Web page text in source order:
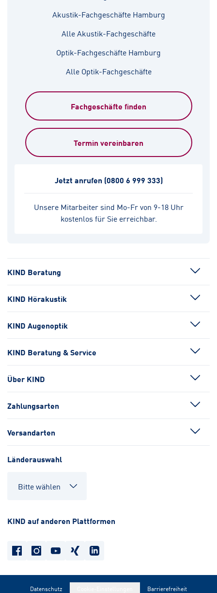
Akustik-Fachgeschäfte Hamburg
Alle Akustik-Fachgeschäfte
Optik-Fachgeschäfte Hamburg
Alle Optik-Fachgeschäfte
Fachgeschäfte finden
Termin vereinbaren
Unsere Mitarbeiter sind Mo-Fr von 9-18 Uhr
kostenlos für Sie erreichbar.
Jetzt anrufen (0800 6 999 333)
KIND Beratung
KIND Hörakustik
KIND Augenoptik
KIND Beratung & Service
Über KIND
Zahlungsarten
Versandarten
Länderauswahl
KIND auf anderen Plattformen
Datenschutz Barrierefreiheit